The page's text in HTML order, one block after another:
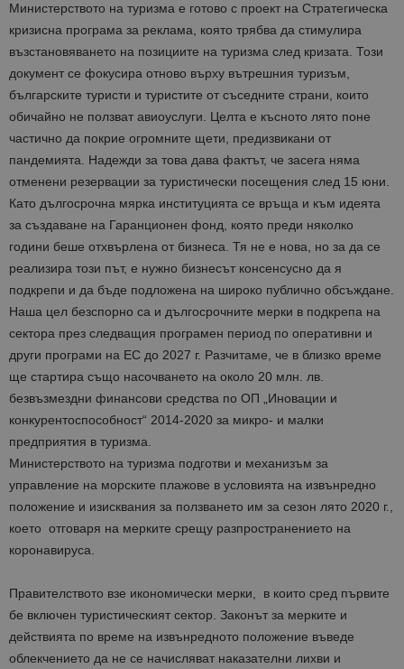
Министерството на туризма е готово с проект на Стратегическа
кризисна програма за реклама, която трябва да стимулира
възстановяването на позициите на туризма след кризата. Този
документ се фокусира отново върху вътрешния туризъм,
българските туристи и туристите от съседните страни, които
обичайно не ползват авиоуслуги. Целта е късното лято поне
частично да покрие огромните щети, предизвикани от
пандемията. Надежди за това дава фактът, че засега няма
отменени резервации за туристически посещения след 15 юни.
Като дългосрочна мярка институцията се връща и към идеята
за създаване на Гаранционен фонд, която преди няколко
години беше отхвърлена от бизнеса. Тя не е нова, но за да се
реализира този път, е нужно бизнесът консенсусно да я
подкрепи и да бъде подложена на широко публично обсъждане.
Наша цел безспорно са и дългосрочните мерки в подкрепа на
сектора през следващия програмен период по оперативни и
други програми на ЕС до 2027 г. Разчитаме, че в близко време
ще стартира също насочването на около 20 млн. лв.
безвъзмездни финансови средства по ОП „Иновации и
конкурентоспособност“ 2014-2020 за микро- и малки
предприятия в туризма.
Министерството на туризма подготви и механизъм за
управление на морските плажове в условията на извънредно
положение и изисквания за ползването им за сезон лято 2020 г.,
което отговаря на мерките срещу разпространението на
коронавируса.
Правителството взе икономически мерки, в които сред първите
бе включен туристическият сектор. Законът за мерките и
действията по време на извънредното положение въведе
облекчението да не се начисляват наказателни лихви и